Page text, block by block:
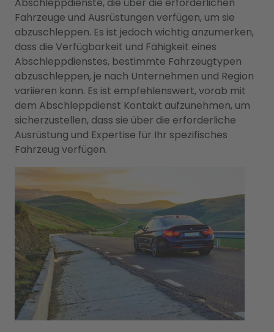
Fahrzeuge und Ausrüstungen verfügen, um sie
abzuschleppen. Es ist jedoch wichtig anzumerken,
dass die Verfügbarkeit und Fähigkeit eines
Abschleppdienstes, bestimmte Fahrzeugtypen
abzuschleppen, je nach Unternehmen und Region
variieren kann. Es ist empfehlenswert, vorab mit
dem Abschleppdienst Kontakt aufzunehmen, um
sicherzustellen, dass sie über die erforderliche
Ausrüstung und Expertise für Ihr spezifisches
Fahrzeug verfügen.